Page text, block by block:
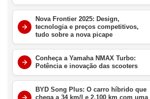
Nova Frontier 2025: Design,
tecnologia e preços competitivos,
tudo sobre a nova picape
Conheça a Yamaha NMAX Turbo:
Potência e inovação das scooters
BYD Song Plus: O carro híbrido que
chega a 34 km/l e 2.100 km com uma